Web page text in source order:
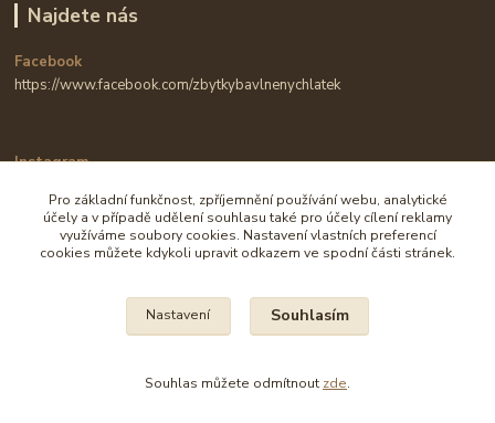
Najdete nás
Facebook
https://www.facebook.com/zbytkybavlnenychlatek
Instagram
Na všechny fotografie se vztahují autorská práva.
Pro základní funkčnost, zpříjemnění používání webu, analytické
účely a v případě udělení souhlasu také pro účely cílení reklamy
využíváme soubory cookies. Nastavení vlastních preferencí
cookies můžete kdykoli upravit odkazem ve spodní části stránek.
Nastavení Souhlasím
Souhlas můžete odmítnout zde.